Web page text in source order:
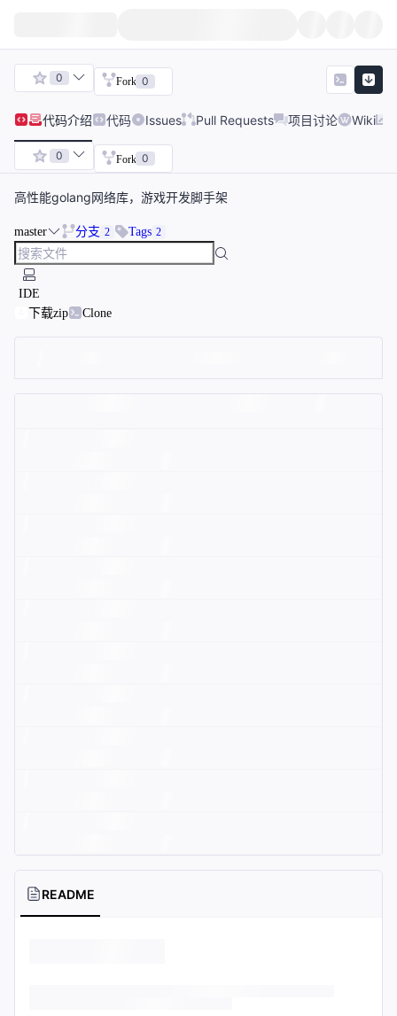
0 Fork 0
代码介绍 代码 Issues Pull Requests 项目讨论 Wiki
0 Fork 0
高性能golang网络库，游戏开发脚手架
master 分支 2 Tags 2
IDE
下载zip
Clone
README